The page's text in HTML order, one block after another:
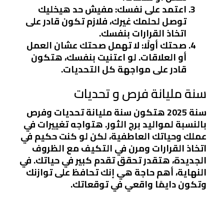
اعتمد على نفسك:مفيش حد هيخليك
توصل لحلمك غيرك، فلازم تكون قادر على
اتخاذ القرارات بنفسك.
صحتك أولًا:لا تهمل صحتك عشان العمل
أو العلاقات. لو اعتنيت بنفسك، هتكون
قادر على مواجهة كل التحديات.
سنة مليانة فرص و تحديات
سنة 2025 هتكون سنة مليانة تحديات وفرص
بالنسبة لمواليد برج الثور. هتواجه تغييرات في
عملك وحياتك العاطفية، لكن لو كنت حكيم في
اتخاذ القرارات ومرن في التكيف مع الظروف
الجديدة، هتقدر تحقق تقدم كبير في حياتك. في
النهاية، أهم حاجة هي إنك تحافظ على توازنك
وتكون دايمًا واقعي في توقعاتك.